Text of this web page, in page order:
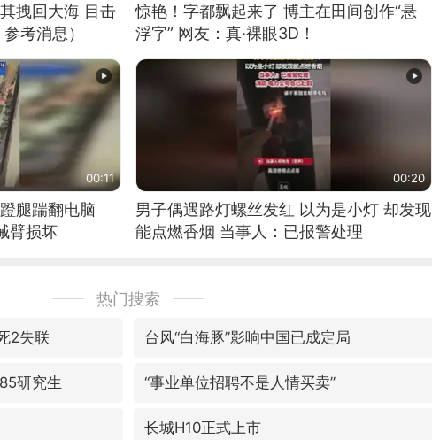
拽回大海 目击
考消息）
惊艳！字都飘起来了 博主在田间创作“悬
浮字” 网友：真·裸眼3D！
00:11
腿踹翻电脑
臂损坏
00:20
男子偶遇路灯螺丝发红 以为是小灯 却发现
能点燃香烟 当事人：已报警处理
热门搜索
2失联 台风“白海豚”影响中国已成定局
研究生 “事业单位招聘不是人情买卖”
长城H10正式上市